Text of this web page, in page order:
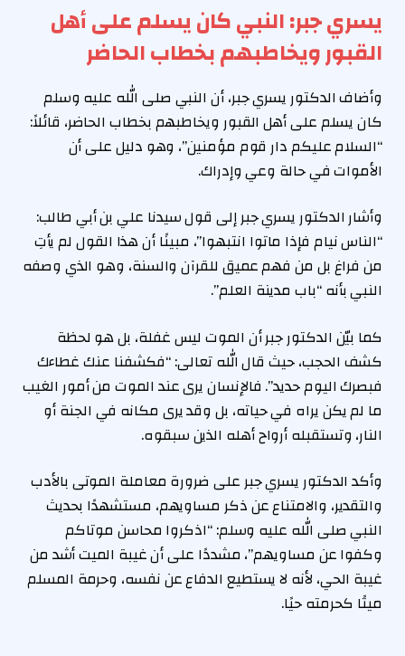
يسري جبر: النبي كان يسلم على أهل
القبور ويخاطبهم بخطاب الحاضر
وأضاف الدكتور يسري جبر، أن النبي صلى الله عليه وسلم
كان يسلم على أهل القبور ويخاطبهم بخطاب الحاضر، قائلاً:
“السلام عليكم دار قوم مؤمنين”، وهو دليل على أن
الأموات في حالة وعي وإدراك.
وأشار الدكتور يسري جبر إلى قول سيدنا علي بن أبي طالب:
“الناس نيام فإذا ماتوا انتبهوا”، مبينًا أن هذا القول لم يأتِ
من فراغ بل من فهم عميق للقرآن والسنة، وهو الذي وصفه
النبي بأنه “باب مدينة العلم”.
كما بيّن الدكتور جبر أن الموت ليس غفلة، بل هو لحظة
كشف الحجب، حيث قال الله تعالى: “فكشفنا عنك غطاءك
فبصرك اليوم حديد”. فالإنسان يرى عند الموت من أمور الغيب
ما لم يكن يراه في حياته، بل وقد يرى مكانه في الجنة أو
النار، وتستقبله أرواح أهله الذين سبقوه.
وأكد الدكتور يسري جبر على ضرورة معاملة الموتى بالأدب
والتقدير، والامتناع عن ذكر مساويهم، مستشهدًا بحديث
النبي صلى الله عليه وسلم: “اذكروا محاسن موتاكم
وكفوا عن مساويهم”، مشددًا على أن غيبة الميت أشد من
غيبة الحي، لأنه لا يستطيع الدفاع عن نفسه، وحرمة المسلم
ميتًا كحرمته حيًا.